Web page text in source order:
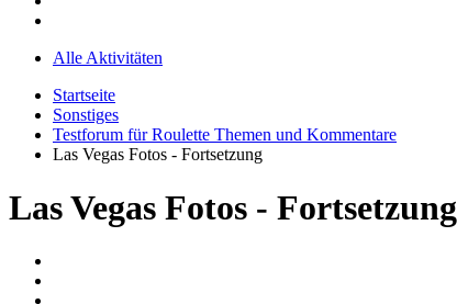
Alle Aktivitäten
Startseite
Sonstiges
Testforum für Roulette Themen und Kommentare
Las Vegas Fotos - Fortsetzung
Las Vegas Fotos - Fortsetzung